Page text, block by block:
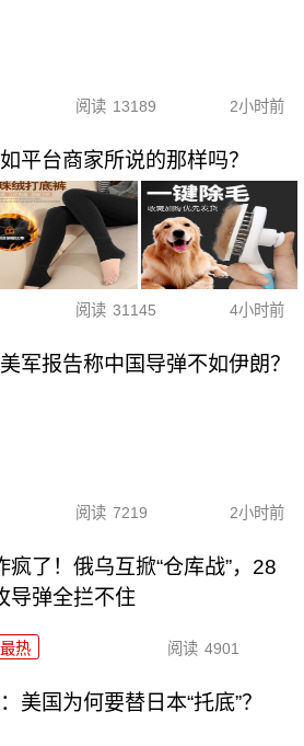
阅读 13189 2小时前
平台商家所说的那样吗？
阅读 31145 4小时前
军报告称中国导弹不如伊朗？
阅读 7219 2小时前
疯了！俄乌互掀“仓库战”，28
导弹全拦不住
最热 阅读 4901
美国为何要替日本“托底”？